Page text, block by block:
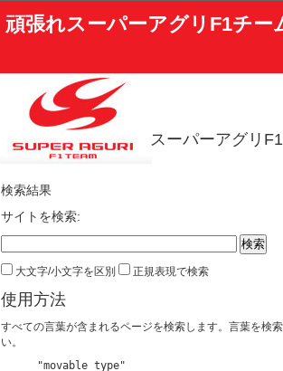
頑張れスーパーアグリF1チー
スーパーアグリ
検索結果
サイトを検索:
大文字/小文字を区別 正規表現で検索
使用方法
すべての言葉が含まれるページを検索します。言葉を検
い。
"movable type"